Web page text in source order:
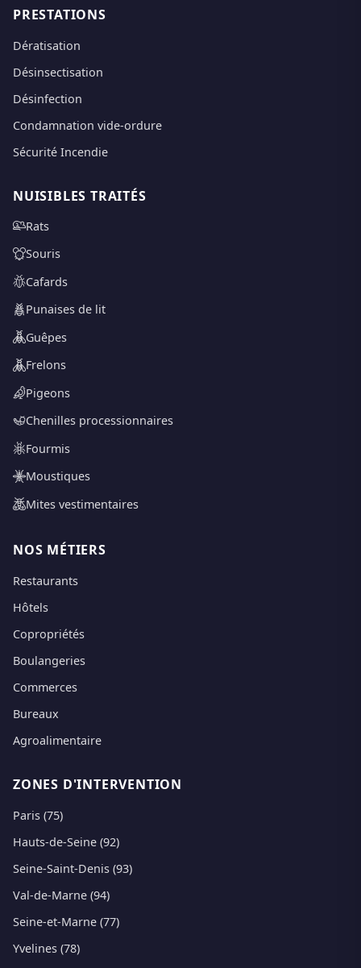
PRESTATIONS
Dératisation
Désinsectisation
Désinfection
Condamnation vide-ordure
Sécurité Incendie
NUISIBLES TRAITÉS
Rats
Souris
Cafards
Punaises de lit
Guêpes
Frelons
Pigeons
Chenilles processionnaires
Fourmis
Moustiques
Mites vestimentaires
NOS MÉTIERS
Restaurants
Hôtels
Copropriétés
Boulangeries
Commerces
Bureaux
Agroalimentaire
ZONES D'INTERVENTION
Paris (75)
Hauts-de-Seine (92)
Seine-Saint-Denis (93)
Val-de-Marne (94)
Seine-et-Marne (77)
Yvelines (78)